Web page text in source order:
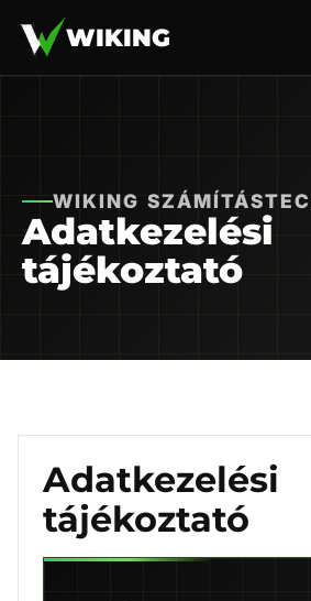
WIKING
WIKING
Adatkezelési
tájékoztató
Adatkezelési
tájékoztató